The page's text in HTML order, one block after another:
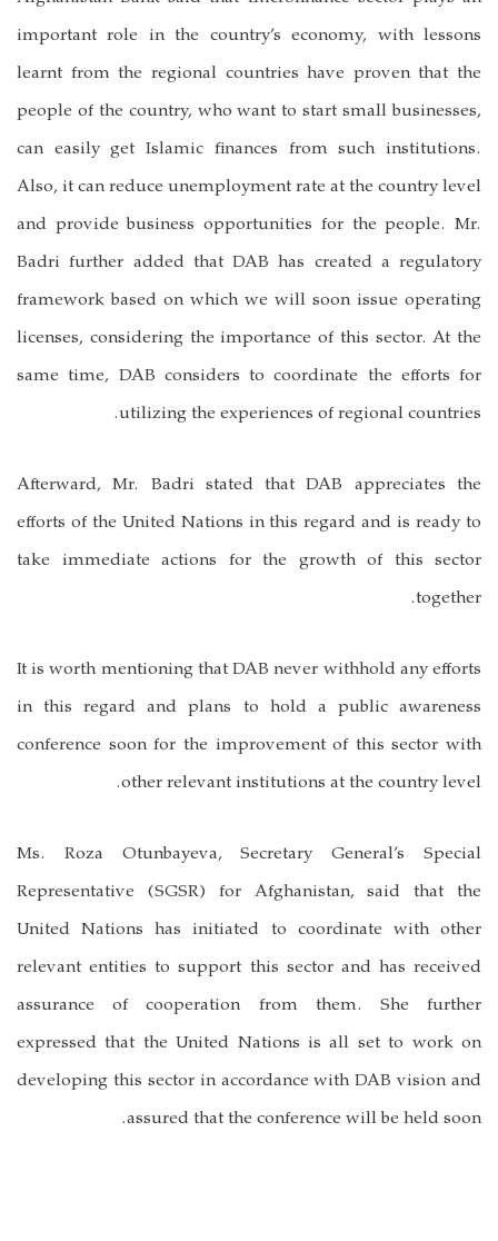
important role in the country’s economy, with lessons
learnt from the regional countries have proven that the
people of the country, who want to start small businesses,
can easily get Islamic finances from such institutions.
Also, it can reduce unemployment rate at the country level
and provide business opportunities for the people. Mr.
Badri further added that DAB has created a regulatory
framework based on which we will soon issue operating
licenses, considering the importance of this sector. At the
same time, DAB considers to coordinate the efforts for
utilizing the experiences of regional countries.
Afterward, Mr. Badri stated that DAB appreciates the
efforts of the United Nations in this regard and is ready to
take immediate actions for the growth of this sector
together.
It is worth mentioning that DAB never withhold any efforts
in this regard and plans to hold a public awareness
conference soon for the improvement of this sector with
other relevantinstitutions at the country level
.
Ms. Roza Otunbayeva,Secretary General’s Special
Representative (SGSR) for Afghanistan, said that the
United Nations has initiated to coordinate with other
relevant entities to support this sector and has received
assurance of cooperation from them. She further
expressed that the United Nations is all set to work on
developing this sector in accordance with DAB vision and
assured that the conference will be held soon.